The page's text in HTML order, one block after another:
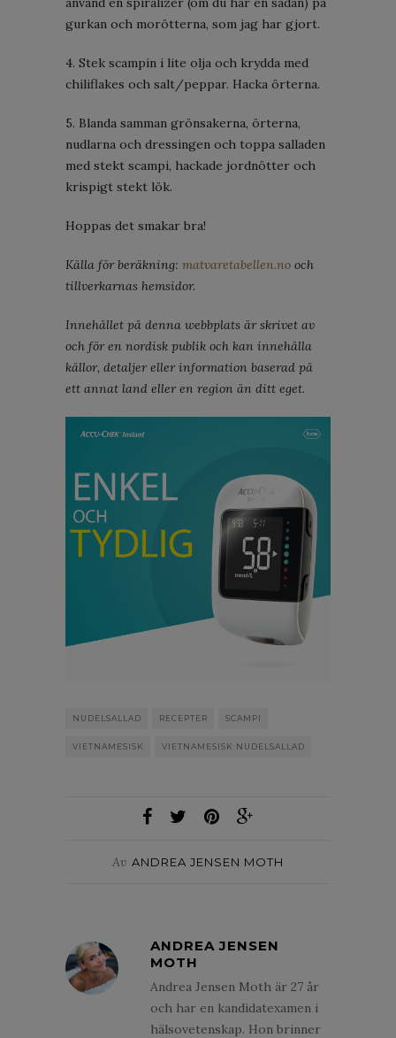
gurkan och morötterna, som jag har gjort.
4. Stek scampin i lite olja och krydda med
chiliflakes och salt/peppar. Hacka örterna.
5. Blanda samman grönsakerna, örterna,
nudlarna och dressingen och toppa salladen
med stekt scampi, hackade jordnötter och
krispigt stekt lök.
Hoppas det smakar bra!
Källa för beräkning: matvaretabellen.no och
tillverkarnas hemsidor.
Innehållet på denna webbplats är skrivet av
och för en nordisk publik och kan innehålla
källor, detaljer eller information baserad på
ett annat land eller en region än ditt eget.
NUDELSALLAD RECEPTER SCAMPI
VIETNAMESISK VIETNAMESISK NUDELSALLAD
Av ANDREA JENSEN MOTH
ANDREA JENSEN
MOTH
Andrea Jensen Moth är 27 år
och har en kandidatexamen i
hälsovetenskap. Hon brinner